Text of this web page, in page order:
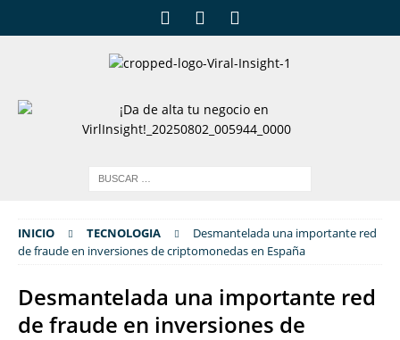
INICIO TECNOLOGIA
Desmantelada una importante red
de fraude en inversiones de criptomonedas en España
Desmantelada una importante red
de fraude en inversiones de